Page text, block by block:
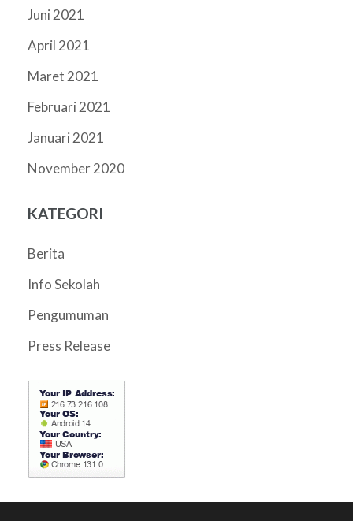
Juni 2021
April 2021
Maret 2021
Februari 2021
Januari 2021
November 2020
KATEGORI
Berita
Info Sekolah
Pengumuman
Press Release